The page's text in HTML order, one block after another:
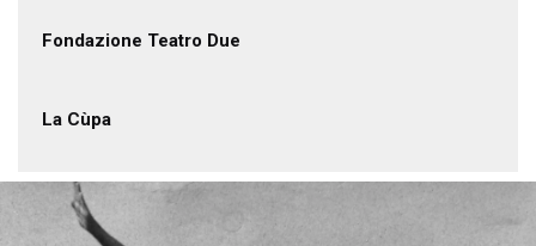
Fondazione Teatro Due
La Cùpa